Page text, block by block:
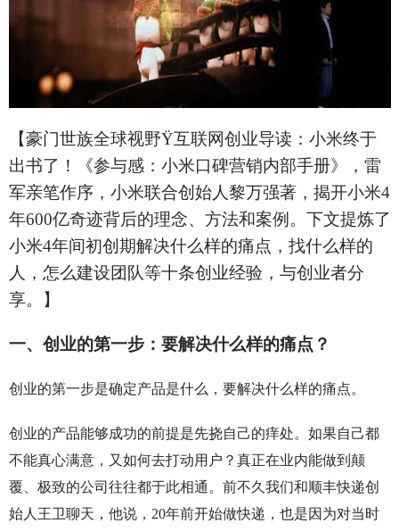
【豪门世族全球视野Ÿ互联网创业导读：小米终于
出书了！《参与感：小米口碑营销内部手册》，雷
军亲笔作序，小米联合创始人黎万强著，揭开小米4
年600亿奇迹背后的理念、方法和案例。下文提炼了
小米4年间初创期解决什么样的痛点，找什么样的
人，怎么建设团队等十条创业经验，与创业者分
享。】
一、创业的第一步：要解决什么样的痛点？
创业的第一步是确定产品是什么，要解决什么样的痛点。
创业的产品能够成功的前提是先挠自己的痒处。如果自己都
不能真心满意，又如何去打动用户？真正在业内能做到颠
覆、极致的公司往往都于此相通。前不久我们和顺丰快递创
始人王卫聊天，他说，20年前开始做快递，也是因为对当时